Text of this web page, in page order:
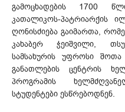
გამოცხადების 1700
კათალიკოს-პატრიარქის
ღონისძიება გაიმართა,
კახაბერ ჭეიშვილი,
სამსახურის უფროსი
განათლების ცენტრის
პროგრამის
სტუდენტები ესწრებოდნენ.